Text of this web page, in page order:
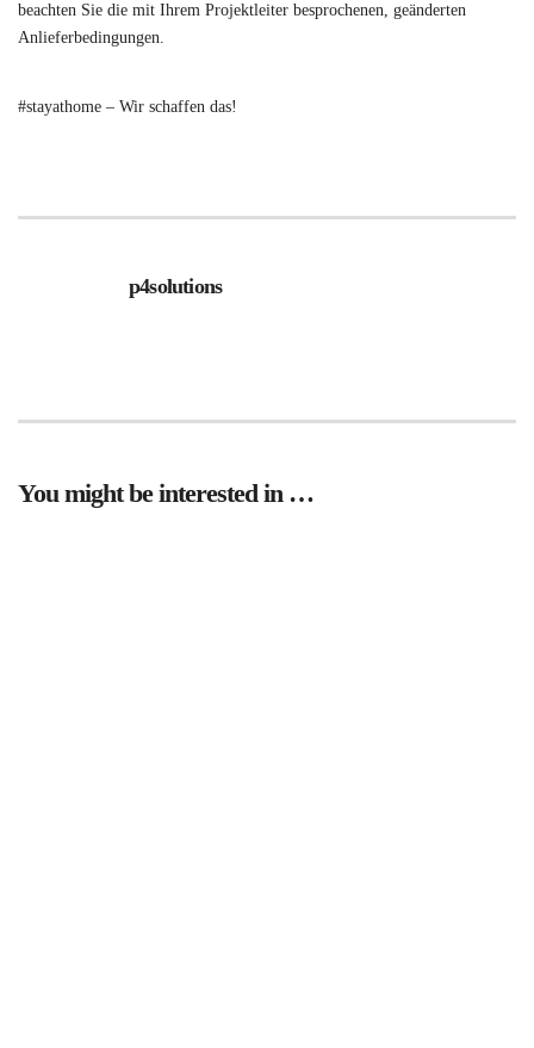
beachten Sie die mit Ihrem Projektleiter besprochenen, geänderten
Anlieferbedingungen.
#stayathome – Wir schaffen das!
p4solutions
You might be interested in …